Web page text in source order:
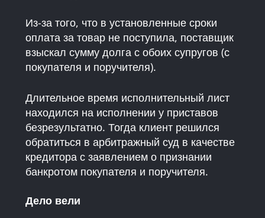
Из-за того, что в установленные сроки
оплата за товар не поступила, поставщик
взыскал сумму долга с обоих супругов (с
покупателя и поручителя).
Длительное время исполнительный лист
находился на исполнении у приставов
безрезультатно. Тогда клиент решился
обратиться в арбитражный суд в качестве
кредитора с заявлением о признании
банкротом покупателя и поручителя.
Дело вели